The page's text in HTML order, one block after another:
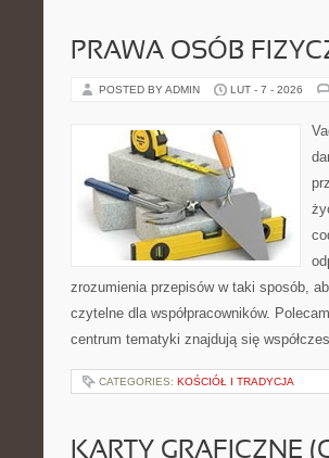
PRAWA OSÓB
POSTED BY ADMIN LUT - 7 - 2026
zrozumienia przepisów w taki sposób,
czytelne dla współpracowników.
centrum tematyki znajdują się
CATEGORIES: KOŚCIÓŁ I TRADYCJA
KARTY GRAFICZNE